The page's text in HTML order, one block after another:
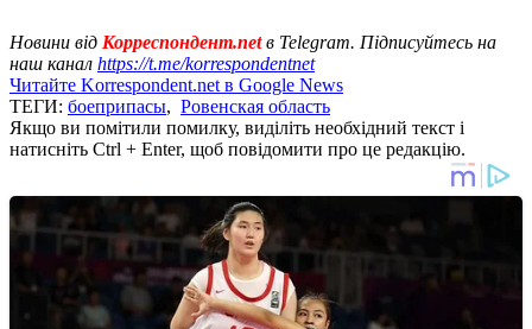
Новини від Корреспондент.netв Telegram. Підписуйтесь на
наш канал https://t.me/korrespondentnet
Читайте Korrespondent.net в Google News
ТЕГИ: боеприпасы, Ровенская область
Якщо ви помітили помилку, виділіть необхідний текст і
натисніть Ctrl + Enter, щоб повідомити про це редакцію.